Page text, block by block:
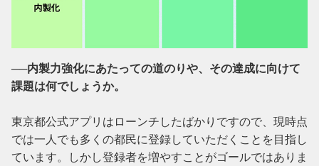
──内製力強化にあたっての道のりや、その達成に向けて
課題は何でしょうか。
東京都公式アプリはローンチしたばかりですので、現時点
では一人でも多くの都民に登録していただくことを目指し
ています。しかし登録者を増やすことがゴールではありま